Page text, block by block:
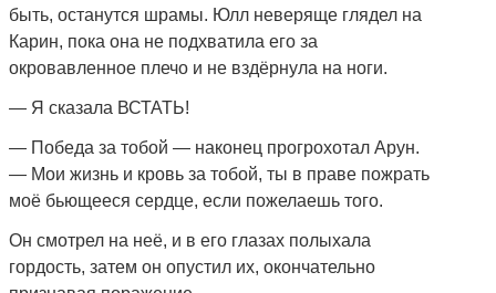
быть, останутся шрамы. Юлл неверяще глядел на
Карин, пока она не подхватила его за
окровавленное плечо и не вздёрнула на ноги.
— Я сказала ВСТАТЬ!
— Победа за тобой — наконец прогрохотал Арун.
— Мои жизнь и кровь за тобой, ты в праве пожрать
моё бьющееся сердце, если пожелаешь того.
Он смотрел на неё, и в его глазах полыхала
гордость, затем он опустил их, окончательно